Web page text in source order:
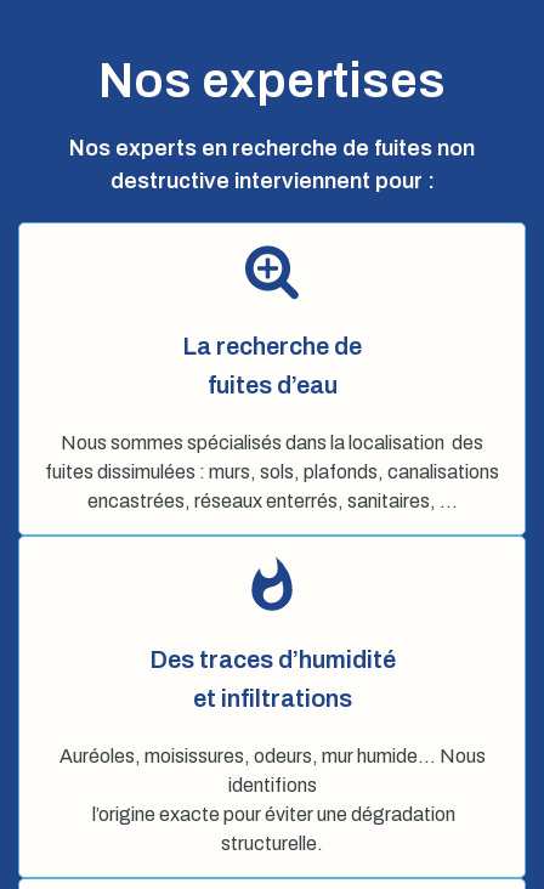
Nos expertises
Nos experts en recherche de fuites non
destructive interviennent pour :
La recherche de
fuites d’eau
Nous sommes spécialisés dans la localisation des
fuites dissimulées : murs, sols, plafonds, canalisations
encastrées, réseaux enterrés, sanitaires, …
Des traces d’humidité
et infiltrations
Auréoles, moisissures, odeurs, mur humide… Nous
identifions
l’origine exacte pour éviter une dégradation
structurelle.